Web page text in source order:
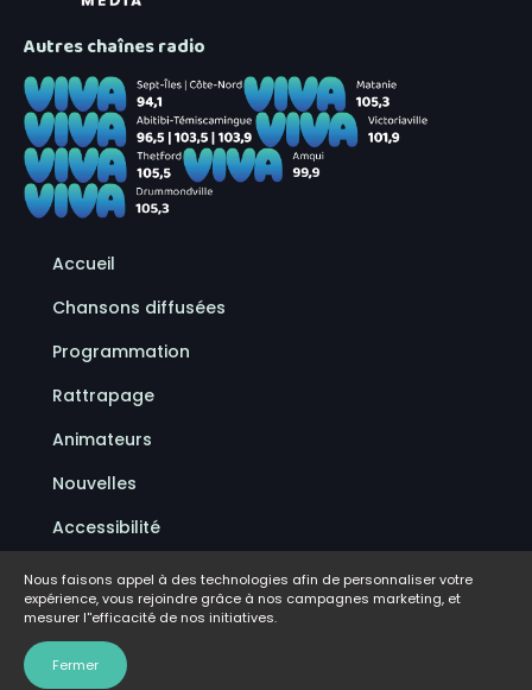
Autres chaînes radio
Accueil
Chansons diffusées
Programmation
Rattrapage
Animateurs
Nouvelles
Accessibilité
Politique de confidentialité
Conditions d'utilisation
FAQ
Nous faisons appel à des technologies afin de personnaliser votre
expérience, vous rejoindre grâce à nos campagnes marketing, et
mesurer l''efficacité de nos initiatives.
Fermer